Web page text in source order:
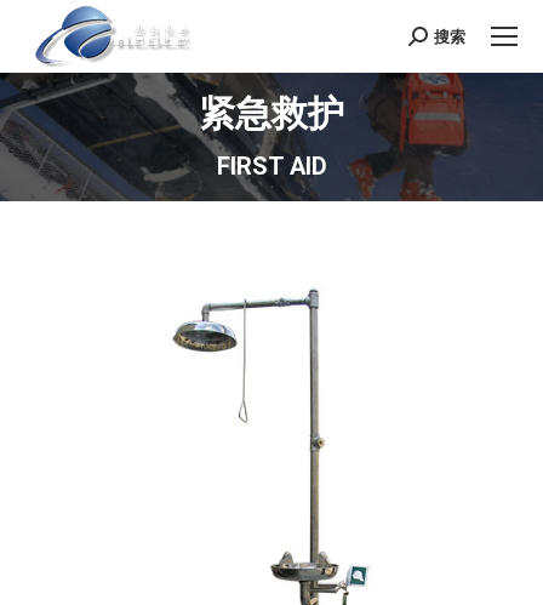
Search:
搜索
紧急救护
FIRST AID